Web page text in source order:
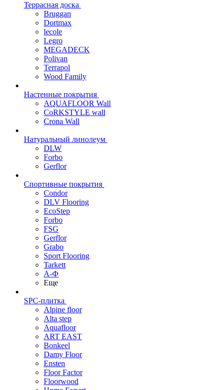
Террасная доска
Bruggan
Dortmax
lecole
Legro
MEGADECK
Polivan
Terrapol
Wood Family
Настенные покрытия
AQUAFLOOR Wall
CoRKSTYLE wall
Crona Wall
Натуральный линолеум
DLW
Forbo
Gerflor
Спортивные покрытия
Condor
DLV Flooring
EcoStep
Forbo
FSG
Gerflor
Grabo
Sport Flooring
Tarkett
А-Ф
Еще
SPC-плитка
Alpine floor
Alta step
Aquafloor
ART EAST
Bonkeel
Damy Floor
Ensten
Floor Factor
Floorwood